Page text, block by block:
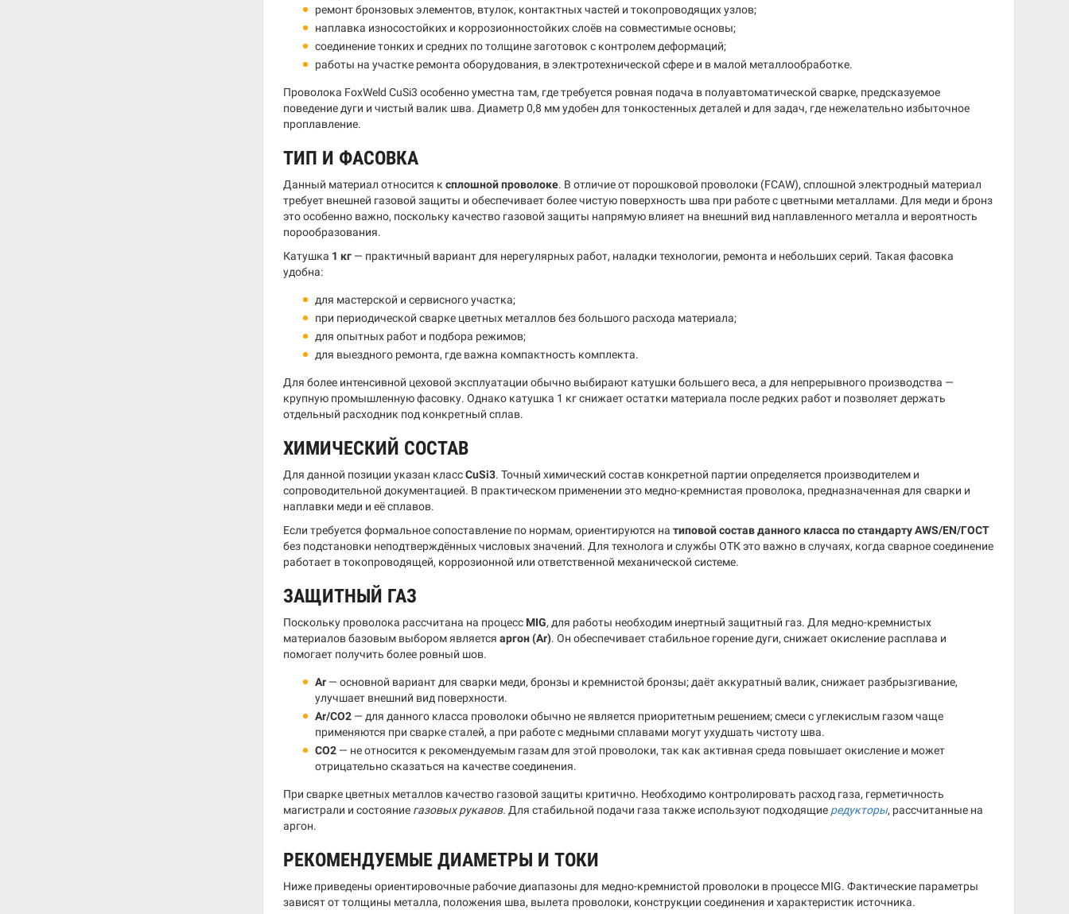
ремонт бронзовых элементов, втулок, контактных частей и токопроводящих узлов;
наплавка износостойких и коррозионностойких слоёв на совместимые основы;
соединение тонких и средних по толщине заготовок с контролем деформаций;
работы на участке ремонта оборудования, в электротехнической сфере и в малой металлообработке.
Проволока FoxWeld CuSi3 особенно уместна там, где требуется ровная подача в полуавтоматической сварке, предсказуемое
поведение дуги и чистый валик шва. Диаметр 0,8 мм удобен для тонкостенных деталей и для задач, где нежелательно избыточное
проплавление.
ТИП И ФАСОВКА
Данный материал относится к сплошной проволоке. В отличие от порошковой проволоки (FCAW), сплошной электродный материал
требует внешней газовой защиты и обеспечивает более чистую поверхность шва при работе с цветными металлами. Для меди и бронз
это особенно важно, поскольку качество газовой защиты напрямую влияет на внешний вид наплавленного металла и вероятность
порообразования.
Катушка 1 кг — практичный вариант для нерегулярных работ, наладки технологии, ремонта и небольших серий. Такая фасовка
удобна:
для мастерской и сервисного участка;
при периодической сварке цветных металлов без большого расхода материала;
для опытных работ и подбора режимов;
для выездного ремонта, где важна компактность комплекта.
Для более интенсивной цеховой эксплуатации обычно выбирают катушки большего веса, а для непрерывного производства —
крупную промышленную фасовку. Однако катушка 1 кг снижает остатки материала после редких работ и позволяет держать
отдельный расходник под конкретный сплав.
ХИМИЧЕСКИЙ СОСТАВ
Для данной позиции указан классCuSi3. Точный химический состав конкретной партии определяется производителем и
сопроводительной документацией. В практическом применении это медно-кремнистая проволока, предназначенная для сварки и
наплавки меди и её сплавов.
Если требуется формальное сопоставление по нормам, ориентируются на типовой состав данного класса по стандарту AWS/EN/ГОСТ
без подстановки неподтверждённых числовых значений. Для технолога и службы ОТК это важно в случаях, когда сварное соединение
работает в токопроводящей, коррозионной или ответственной механической системе.
ЗАЩИТНЫЙ ГАЗ
Поскольку проволока рассчитана на процесс MIG, для работы необходим инертный защитный газ. Для медно-кремнистых
материалов базовым выбором является аргон (Ar). Он обеспечивает стабильное горение дуги, снижает окисление расплава и
помогает получить более ровный шов.
Ar — основной вариант для сварки меди, бронзы и кремнистой бронзы; даёт аккуратный валик, снижает разбрызгивание,
улучшает внешний вид поверхности.
Ar/CO2 — для данного класса проволоки обычно не является приоритетным решением; смеси с углекислым газом чаще
применяются при сварке сталей, а при работе с медными сплавами могут ухудшать чистоту шва.
CO2 — не относится к рекомендуемым газам для этой проволоки, так как активная среда повышает окисление и может
отрицательно сказаться на качестве соединения.
При сварке цветных металлов качество газовой защиты критично. Необходимо контролировать расход газа, герметичность
магистрали и состояние газовых рукавов. Для стабильной подачи газа также используют подходящие редукторы, рассчитанные на
аргон.
РЕКОМЕНДУЕМЫЕ ДИАМЕТРЫ И ТОКИ
Ниже приведены ориентировочные рабочие диапазоны для медно-кремнистой проволоки в процессе MIG. Фактические параметры
зависят от толщины металла, положения шва, вылета проволоки, конструкции соединения и характеристик источника.